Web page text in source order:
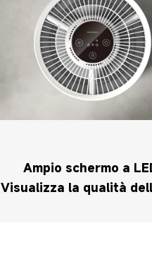
Ampio schermo a
Visualizza la qualità